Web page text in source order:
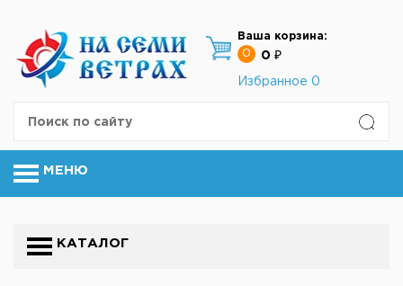
Ваша корзина:
0
0 ₽
Избранное 0
МЕНЮ
КАТАЛОГ